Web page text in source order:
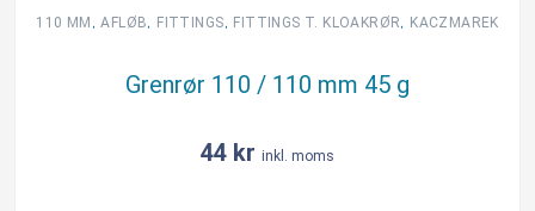
110 MM ,AFLØB, FITTINGS, FITTINGS T. KLOAKRØR, KACZMAREK
Grenrør 110 / 110 mm 45 g
44 kr inkl. moms